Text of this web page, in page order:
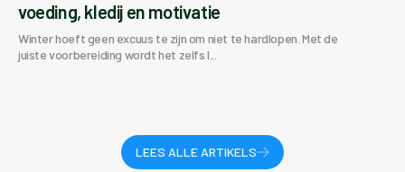
voeding, kledij en motivatie
Winter hoeft geen excuus te zijn om niet te hardlopen. Met de
juiste voorbereiding wordt het zelfs l...
LEES ALLE ARTIKELS